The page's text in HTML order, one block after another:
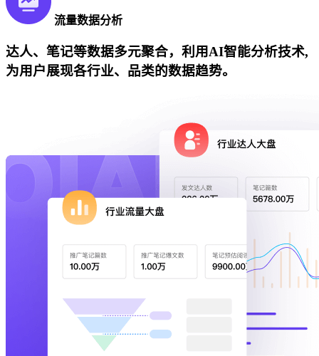
流量数据分析
达人、笔记等数据多元聚合，利用AI智能分析技术,
为用户展现各行业、品类的数据趋势。